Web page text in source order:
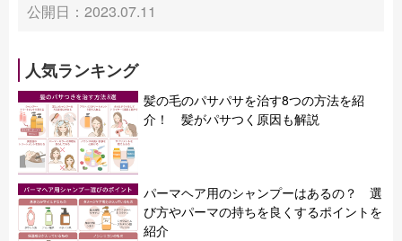
公開日：2023.07.11
人気ランキング
髪の毛のパサパサを治す8つの方法を紹
介！ 髪がパサつく原因も解説
パーマヘア用のシャンプーはあるの？ 選
び方やパーマの持ちを良くするポイントを
紹介